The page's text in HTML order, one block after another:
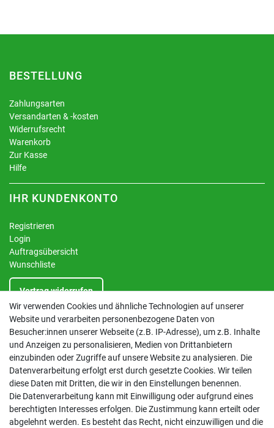
BESTELLUNG
Zahlungsarten
Versandarten & -kosten
Widerrufsrecht
Warenkorb
Zur Kasse
Hilfe
IHR KUNDENKONTO
Registrieren
Login
Auftragsübersicht
Wunschliste
Vertrag widerrufen
INFORMATIONEN
Kontakt
Datenschutzerklärung
AGB
Impressum
Barrierefreiheitserklärung
Altbatterie-Ensorgung
Wir verwenden Cookies und ähnliche Technologien auf unserer
Website und verarbeiten personenbezogene Daten von
Besucher:innen unserer Webseite (z.B. IP-Adresse), um z.B. Inhalte
und Anzeigen zu personalisieren, Medien von Drittanbietern
einzubinden oder Zugriffe auf unsere Website zu analysieren. Die
Datenverarbeitung erfolgt erst durch gesetzte Cookies. Wir teilen
diese Daten mit Dritten, die wir in den Einstellungen benennen.
Die Datenverarbeitung kann mit Einwilligung oder aufgrund eines
berechtigten Interesses erfolgen. Die Zustimmung kann erteilt oder
abgelehnt werden. Es besteht das Recht, nicht einzuwilligen und die